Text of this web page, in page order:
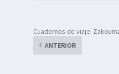
Cuadernos de viaje.
ANTERIOR